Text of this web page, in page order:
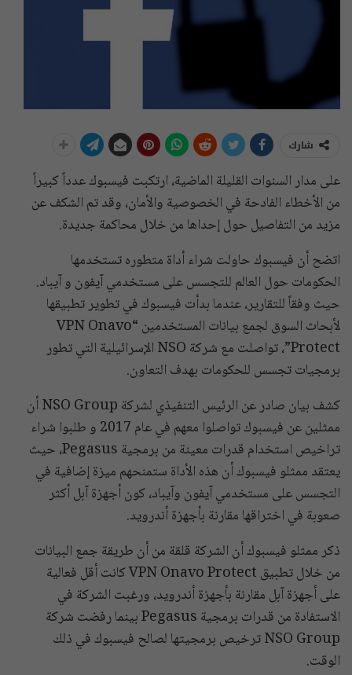
شارك
على مدار السنوات القليلة الماضية، ارتكبت فيسبوك عدداً كبيراً
من الأخطاء الفادحة في الخصوصية والأمان، وقد تم الشكف عن
مزيد من التفاصيل حول إحداها من خلال محاكمة جديدة.
اتضح أن فيسبوك حاولت شراء أداة متطوره تستخدمها
الحكومات حول العالم للتجسس على مستخدمي آيفون و آيباد.
حيث وفقاً للتقارير، عندما بدأت فيسبوك في تطوير تطبيقها
لأبحاث السوق لجمع بيانات المستخدمين “VPN Onavo
Protect”، تواصلت مع شركة NSO الإسرائيلية التي تطور
برمجيات تجسس للحكومات بهدف التعاون.
كشف بيان صادر عن الرئيس التنفيذي لشركة NSO Group أن
ممثلين عن فيسبوك تواصلوا معهم في عام 2017 و طلبوا شراء
تراخيص استخدام قدرات معينة من برمجية Pegasus، حيث
يعتقد ممثلو فيسبوك أن هذه الأداة ستمنحهم ميزة إضافية في
التجسس على مستخدمي آيفون وآيباد، كون أجهزة آبل أكثر
صعوبة في اختراقها مقارنة بأجهزة أندرويد.
ذكر ممثلو فيسبوك أن الشركة قلقة من أن طريقة جمع البيانات
من خلال تطبيق VPN Onavo Protect كانت أقل فعالية
على أجهزة آبل مقارنة بأجهزة أندرويد، ورغبت الشركة في
الاستفادة من قدرات برمجية Pegasus بينما رفضت شركة
NSO Group ترخيص برمجيتها لصالح فيسبوك في ذلك
الوقت.